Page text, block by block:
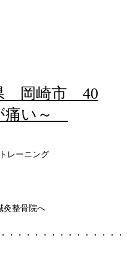
岡崎市 40
い～
レーニング
灸整骨院へ
・・・・・・・・・・・・・